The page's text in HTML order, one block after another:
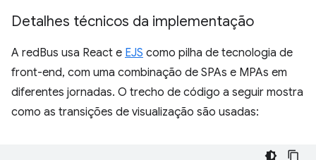
Detalhes técnicos da implementação
A redBus usa React e EJS como pilha de tecnologia de
front-end, com uma combinação de SPAs e MPAs em
diferentes jornadas. O trecho de código a seguir mostra
como as transições de visualização são usadas: